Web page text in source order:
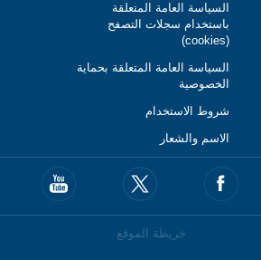
السياسة العامة المتعلقة
باستخدام سجلات التصفح
(cookies)
السياسة العامة المتعلقة بحماية
الخصوصية
شروط الاستخدام
الاسم والشعار
خريطة الموقع